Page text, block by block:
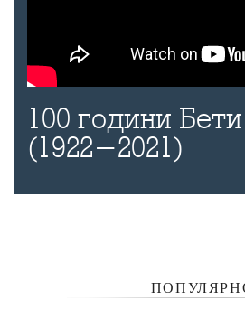
100 години
(1922-2021)